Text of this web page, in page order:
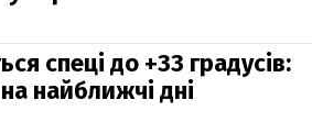
спеці до +33 градусів:
найближчі дні